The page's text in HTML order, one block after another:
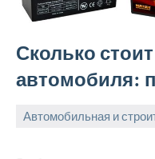
Сколько
автомобиля:
Автомобильная и